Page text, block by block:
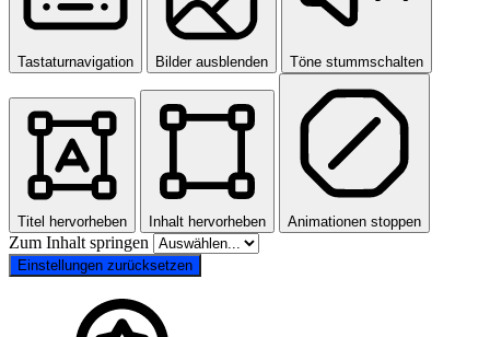
Tastaturnavigation Bilder ausblenden Töne stummschalten
Titel hervorheben Inhalt hervorheben Animationen stoppen
Zum Inhalt springen
Einstellungen zurücksetzen